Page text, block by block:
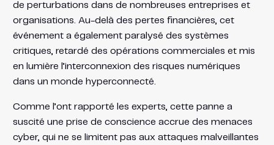
de perturbations dans de nombreuses entreprises et
organisations. Au-delà des pertes financières, cet
événement a également paralysé des systèmes
critiques, retardé des opérations commerciales et mis
en lumière l’interconnexion des risques numériques
dans un monde hyperconnecté.
Comme l’ont rapporté les experts, cette panne a
suscité une prise de conscience accrue des menaces
cyber, qui ne se limitent pas aux attaques malveillantes